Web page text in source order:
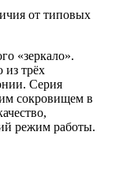
от типовых
«зеркало».
из трёх
Серия
сокровищем в
режим работы.